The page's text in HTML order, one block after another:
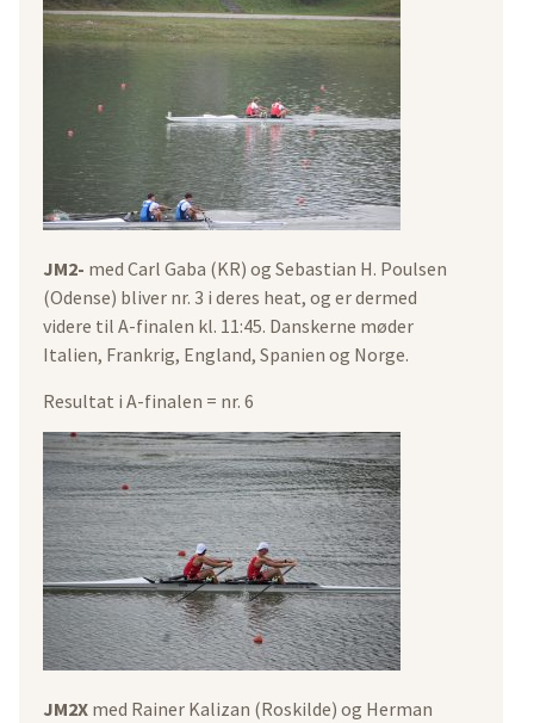
JM2- med Carl Gaba (KR) og Sebastian H. Poulsen
(Odense) bliver nr. 3 i deres heat, og er dermed
videre til A-finalen kl. 11:45. Danskerne møder
Italien, Frankrig, England, Spanien og Norge.
Resultat i A-finalen = nr. 6
JM2X med Rainer Kalizan (Roskilde) og Herman